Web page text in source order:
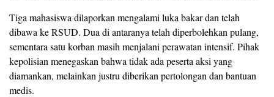
Tiga mahasiswa dilaporkan mengalami luka bakar dan telah
dibawa ke RSUD. Dua di antaranya telah diperbolehkan pulang,
sementara satu korban masih menjalani perawatan intensif. Pihak
kepolisian menegaskan bahwa tidak ada peserta aksi yang
diamankan, melainkan justru diberikan pertolongan dan bantuan
medis.